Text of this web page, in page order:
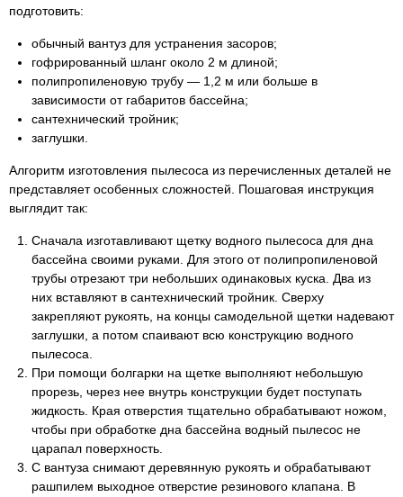
подготовить:
обычный вантуз для устранения засоров;
гофрированный шланг около 2 м длиной;
полипропиленовую трубу — 1,2 м или больше в
зависимости от габаритов бассейна;
сантехнический тройник;
заглушки.
Алгоритм изготовления пылесоса из перечисленных деталей не
представляет особенных сложностей. Пошаговая инструкция
выглядит так:
Сначала изготавливают щетку водного пылесоса для дна
бассейна своими руками. Для этого от полипропиленовой
трубы отрезают три небольших одинаковых куска. Два из
них вставляют в сантехнический тройник. Сверху
закрепляют рукоять, на концы самодельной щетки надевают
заглушки, а потом спаивают всю конструкцию водного
пылесоса.
При помощи болгарки на щетке выполняют небольшую
прорезь, через нее внутрь конструкции будет поступать
жидкость. Края отверстия тщательно обрабатывают ножом,
чтобы при обработке дна бассейна водный пылесос не
царапал поверхность.
С вантуза снимают деревянную рукоять и обрабатывают
рашпилем выходное отверстие резинового клапана. В